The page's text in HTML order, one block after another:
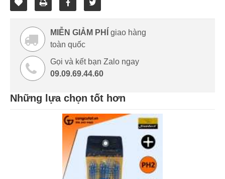
MIỄN GIẢM PHÍ
giao hàng
toàn quốc
Gọi và kết bạn Zalo ngay
09.09.69.44.60
Những lựa chọn tốt hơn